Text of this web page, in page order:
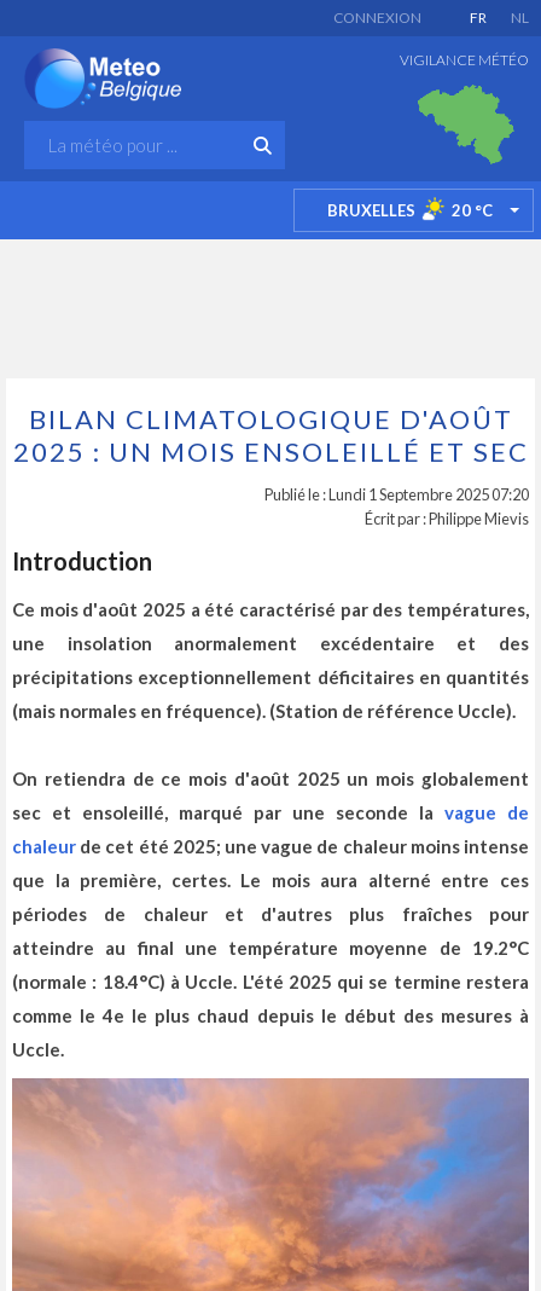
FR NL
CONNEXION
VIGILANCE MÉTÉO
BRUXELLES 20 °C
BILAN CLIMATOLOGIQUE D'AOÛT
2025 : UN MOIS ENSOLEILLÉ ET SEC
Publié le : Lundi 1 Septembre 2025 07:20
Écrit par : Philippe Mievis
Introduction
Ce mois d'août 2025 a été caractérisé par des températures,
une insolation anormalement excédentaire et des
précipitations exceptionnellement déficitaires en quantités
(mais normales en fréquence). (Station de référence Uccle).
On retiendra de ce mois d'août 2025 un mois globalement
sec et ensoleillé, marqué par une seconde la vague de
chaleur de cet été 2025; une vague de chaleur moins intense
que la première, certes. Le mois aura alterné entre ces
périodes de chaleur et d'autres plus fraîches pour
atteindre au final une température moyenne de 19.2°C
(normale : 18.4°C) à Uccle. L'été 2025 qui se termine restera
comme le 4e le plus chaud depuis le début des mesures à
Uccle.